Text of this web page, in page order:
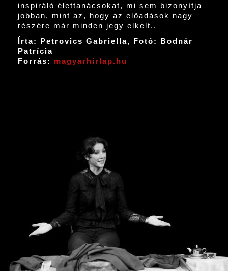
inspiráló élettanácsokat, mi sem bizonyítja
jobban, mint az, hogy az előadások nagy
részére már minden jegy elkelt..
Írta: Petrovics Gabriella, Fotó: Bodnár
Patrícia
Forrás: magyarhirlap.hu